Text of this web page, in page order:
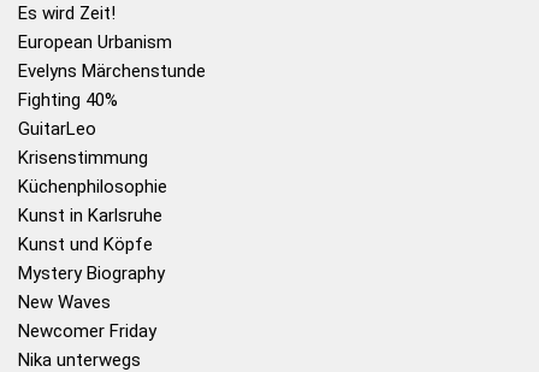
Es wird Zeit!
European Urbanism
Evelyns Märchenstunde
Fighting 40%
GuitarLeo
Krisenstimmung
Küchenphilosophie
Kunst in Karlsruhe
Kunst und Köpfe
Mystery Biography
New Waves
Newcomer Friday
Nika unterwegs